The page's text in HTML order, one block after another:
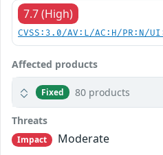
7.7 (High)
CVSS:3.0/AV:L/AC:H/PR:N/
Affected products
Fixed 80 products
Threats
Impact
Moderate